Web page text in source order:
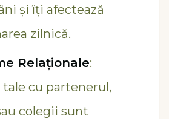
și îți afectează
zilnică.
Relaționale:
tale cu partenerul,
colegii sunt